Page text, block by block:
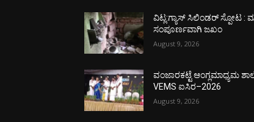
ವಿಟ್ಲ:ಗ್ಯಾಸ್ ಸಿಲಿಂಡರ್ ಸ್ಪೋಟ :
ಸಂಪೂರ್ಣವಾಗಿ ಜಖಂ
August 9, 2026
ವಂಜಾರಕಟ್ಟೆ ಆಂಗ್ಲಮಾಧ್ಯಮ
VEMS ಐಸಿರ–2026
August 9, 2026